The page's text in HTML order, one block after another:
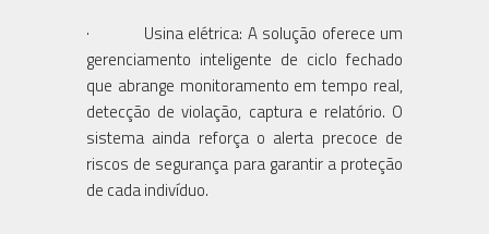
· Usina elétrica: A solução oferece um
gerenciamento inteligente de ciclo fechado
que abrange monitoramento em tempo real,
detecção de violação, captura e relatório. O
sistema ainda reforça o alerta precoce de
riscos de segurança para garantir a proteção
de cada indivíduo.